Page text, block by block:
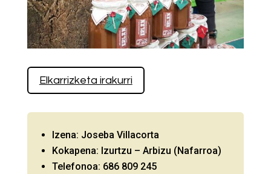
Elkarrizketa irakurri
Izena: Joseba Villacorta
Kokapena: Izurtzu – Arbizu (Nafarroa)
Telefonoa: 686 809 245